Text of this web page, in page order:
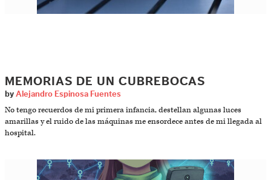
MEMORIAS DE UN CUBREBOCAS
by Alejandro Espinosa Fuentes
No tengo recuerdos de mi primera infancia, destellan algunas luces
amarillas y el ruido de las máquinas me ensordece antes de mi llegada al
hospital.